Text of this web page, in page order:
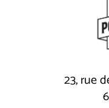
23, rue